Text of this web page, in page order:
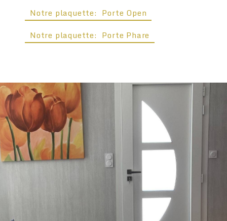
Notre plaquette: Porte Open
Notre plaquette: Porte Phare